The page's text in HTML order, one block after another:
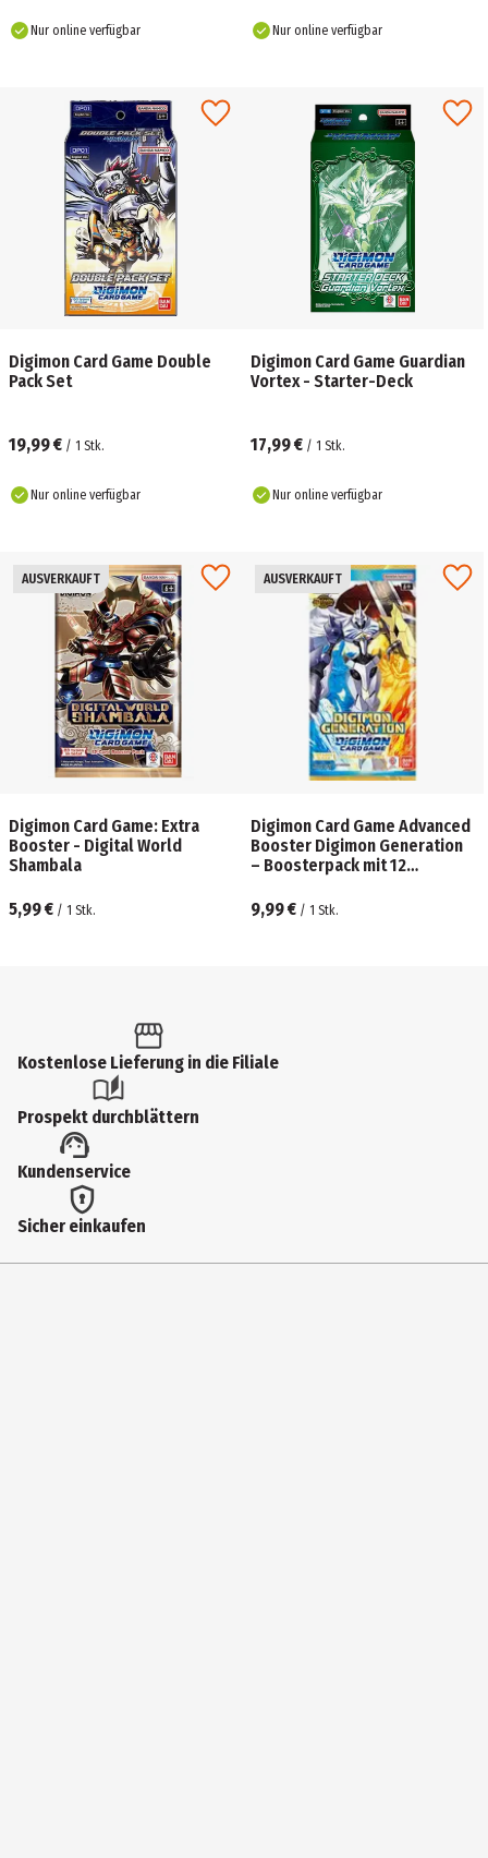
Nur online verfügbar Nur online verfügbar
Digimon Card Game Double
Pack Set
19,99 € / 1 Stk.
Nur online verfügbar
Digimon Card Game Guardian
Vortex - Starter-Deck
17,99 € / 1 Stk.
Nur online verfügbar
AUSVERKAUFT
Digimon Card Game: Extra
Booster - Digital World
Shambala
5,99 € / 1 Stk.
AUSVERKAUFT
Digimon Card Game Advanced
Booster Digimon Generation
– Boosterpack mit 12
9,99 € / 1 Stk.
Kostenlose Lieferung in die Filiale
Prospekt durchblättern
Kundenservice
Sicher einkaufen